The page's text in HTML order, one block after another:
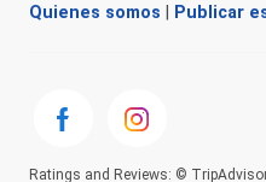
Quienes somos Publicar
Ratings and Reviews: ©